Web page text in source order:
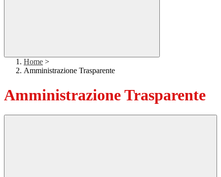
Home >
Amministrazione Trasparente
Amministrazione Trasparente